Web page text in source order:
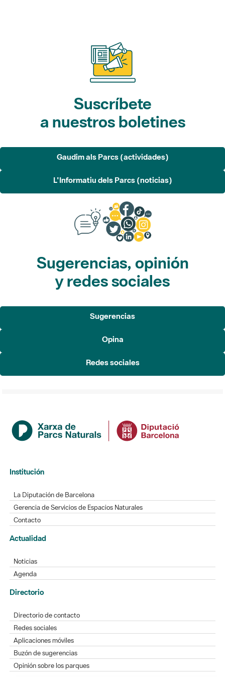
Suscríbete
a nuestros boletines
Gaudim als Parcs (actividades)
L'Informatiu dels Parcs (noticias)
Sugerencias, opinión
y redes sociales
Sugerencias
Opina
Redes sociales
Institución
La Diputación de Barcelona
Gerencia de Servicios de Espacios Naturales
Contacto
Actualidad
Noticias
Agenda
Directorio
Directorio de contacto
Redes sociales
Aplicaciones móviles
Buzón de sugerencias
Opinión sobre los parques